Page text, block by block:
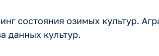
состояния озимых культур.
данных культур.